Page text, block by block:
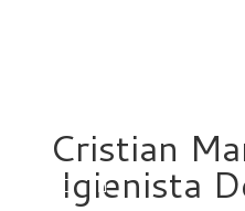
Cristian
Igienista